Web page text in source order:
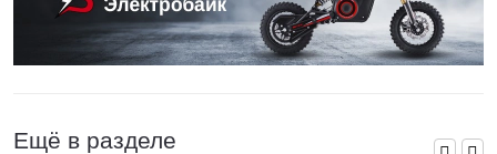
Ещё в разделе